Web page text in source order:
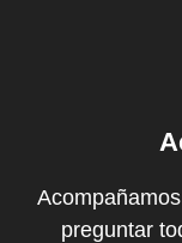
preguntar